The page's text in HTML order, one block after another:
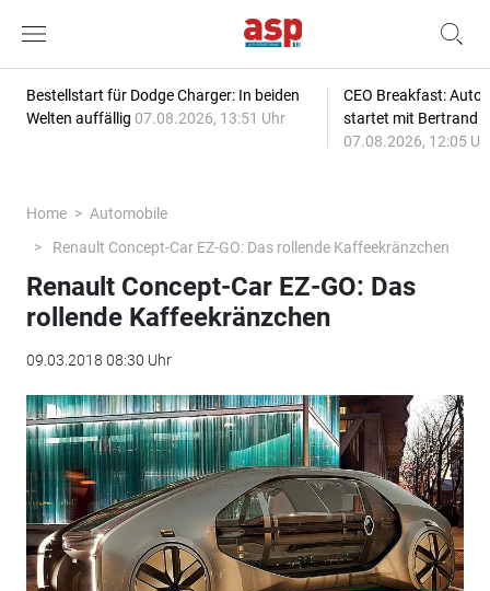
Bestellstart für Dodge Charger: In beiden
Welten auffällig 07.08.2026, 13:51 Uhr
CEO Breakfast:
startet mit Bertrand
07.08.2026, 12:05
Home
Automobile
Renault Concept-Car EZ-GO: Das rollende Kaffeekränzchen
Renault Concept-Car EZ-GO: Das
rollende Kaffeekränzchen
09.03.2018 08:30 Uhr